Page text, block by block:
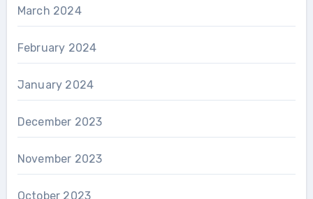
March 2024
February 2024
January 2024
December 2023
November 2023
October 2023